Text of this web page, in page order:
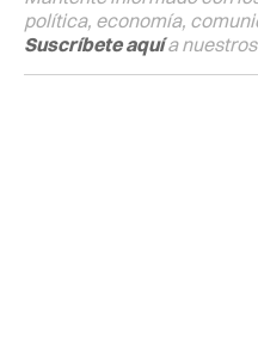
política, economía,
Suscríbete aquía